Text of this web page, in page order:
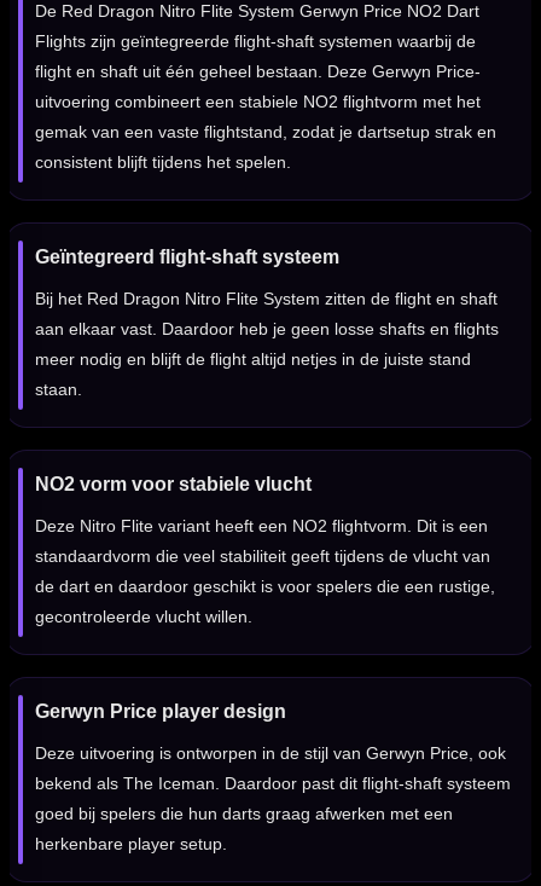
De Red Dragon Nitro Flite System Gerwyn Price NO2 Dart
Flights zijn geïntegreerde flight-shaft systemen waarbij de
flight en shaft uit één geheel bestaan. Deze Gerwyn Price-
uitvoering combineert een stabiele NO2 flightvorm met het
gemak van een vaste flightstand, zodat je dartsetup strak en
consistent blijft tijdens het spelen.
Geïntegreerd flight-shaft systeem
Bij het Red Dragon Nitro Flite System zitten de flight en shaft
aan elkaar vast. Daardoor heb je geen losse shafts en flights
meer nodig en blijft de flight altijd netjes in de juiste stand
staan.
NO2 vorm voor stabiele vlucht
Deze Nitro Flite variant heeft een NO2 flightvorm. Dit is een
standaardvorm die veel stabiliteit geeft tijdens de vlucht van
de dart en daardoor geschikt is voor spelers die een rustige,
gecontroleerde vlucht willen.
Gerwyn Price player design
Deze uitvoering is ontworpen in de stijl van Gerwyn Price, ook
bekend als The Iceman. Daardoor past dit flight-shaft systeem
goed bij spelers die hun darts graag afwerken met een
herkenbare player setup.